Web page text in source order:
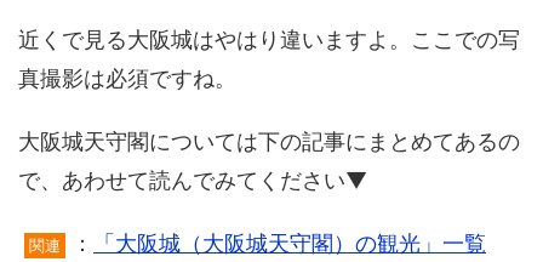
近くで見る大阪城はやはり違いますよ。ここでの写
真撮影は必須ですね。
大阪城天守閣については下の記事にまとめてあるの
で、あわせて読んでみてください▼
関連 ： 「大阪城（大阪城天守閣）の観光」一覧